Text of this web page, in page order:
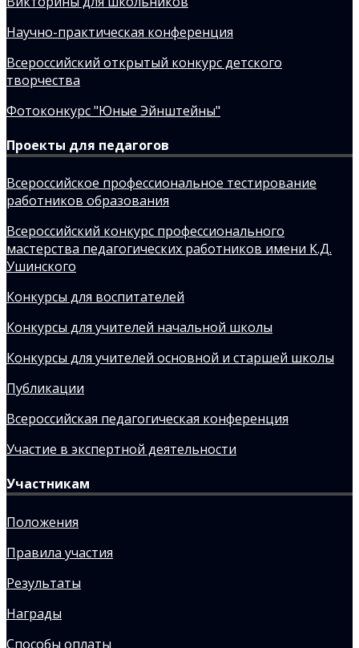
Научно-практическая конференция
Всероссийский открытый конкурс детского
творчества
Фотоконкурс "Юные Эйнштейны"
Проекты для педагогов
Всероссийское профессиональное тестирование
работников образования
Всероссийский конкурс профессионального
мастерства педагогических работников имени К.Д.
Ушинского
Конкурсы для воспитателей
Конкурсы для учителей начальной школы
Конкурсы для учителей основной и старшей школы
Публикации
Всероссийская педагогическая конференция
Участие в экспертной деятельности
Участникам
Положения
Правила участия
Результаты
Награды
Способы оплаты